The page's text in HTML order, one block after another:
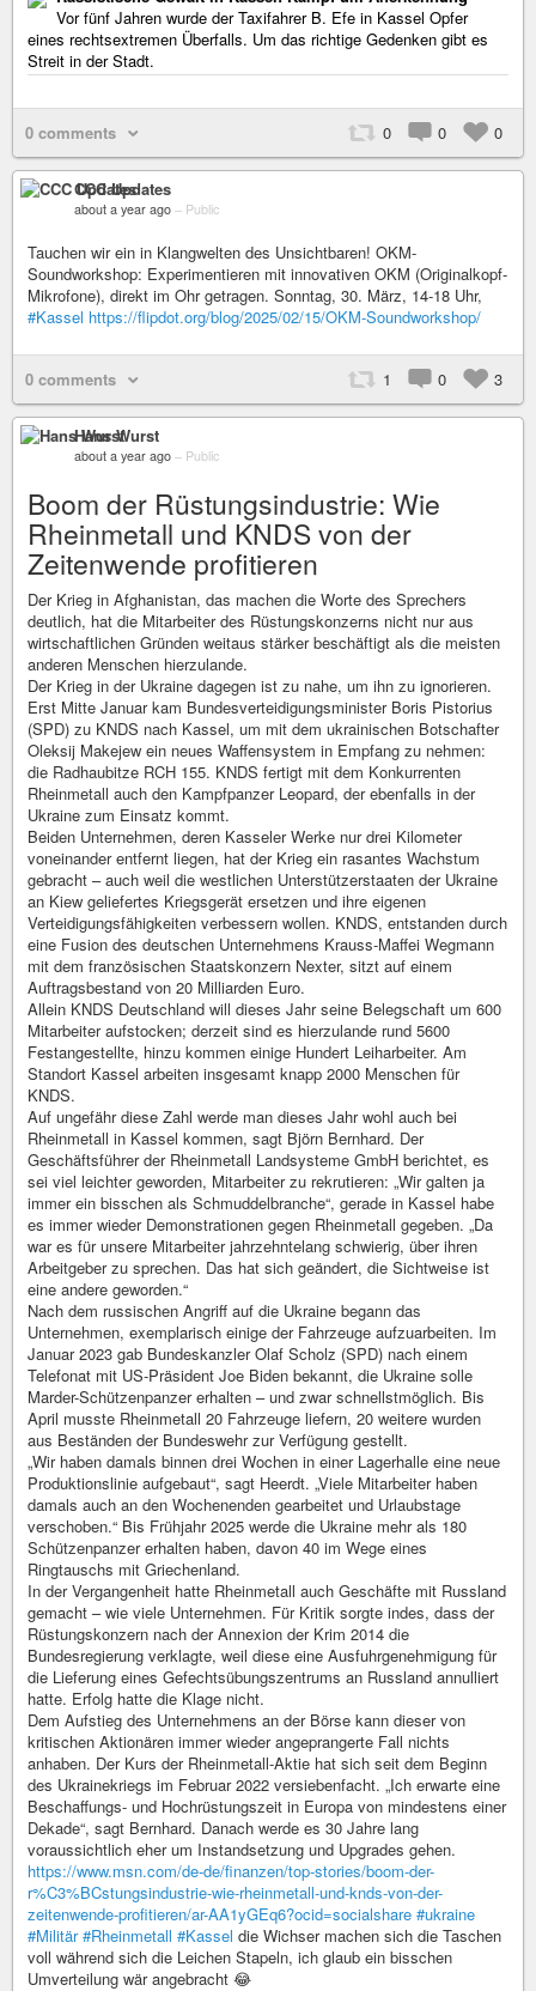
Vor fünf Jahren wurde der Taxifahrer B. Efe in Kassel Opfer
eines rechts­extremen Überfalls. Um das richtige Gedenken gibt es
Streit in der Stadt.
0 comments 0 0 0
CCC Updates
about a year ago – Public
Tauchen wir ein in Klangwelten des Unsichtbaren! OKM-
Soundworkshop: Experimentieren mit innovativen OKM (Originalkopf-
Mikrofone), direkt im Ohr getragen. Sonntag, 30. März, 14-18 Uhr,
#Kassel https://flipdot.org/blog/2025/02/15/OKM-Soundworkshop/
0 comments 1 0 3
Hans Wurst
about a year ago – Public
Boom der Rüstungsindustrie: Wie
Rheinmetall und KNDS von der
Zeitenwende profitieren
Der Krieg in Afghanistan, das machen die Worte des Sprechers
deutlich, hat die Mitarbeiter des Rüstungskonzerns nicht nur aus
wirtschaftlichen Gründen weitaus stärker beschäftigt als die meisten
anderen Menschen hierzulande.
Der Krieg in der Ukraine dagegen ist zu nahe, um ihn zu ignorieren.
Erst Mitte Januar kam Bundesverteidigungsminister Boris Pistorius
(SPD) zu KNDS nach Kassel, um mit dem ukrainischen Botschafter
Oleksij Makejew ein neues Waffensystem in Empfang zu nehmen:
die Radhaubitze RCH 155. KNDS fertigt mit dem Konkurrenten
Rheinmetall auch den Kampfpanzer Leopard, der ebenfalls in der
Ukraine zum Einsatz kommt.
Beiden Unternehmen, deren Kasseler Werke nur drei Kilometer
voneinander entfernt liegen, hat der Krieg ein rasantes Wachstum
gebracht – auch weil die westlichen Unterstützerstaaten der Ukraine
an Kiew geliefertes Kriegsgerät ersetzen und ihre eigenen
Verteidigungsfähigkeiten verbessern wollen. KNDS, entstanden durch
eine Fusion des deutschen Unternehmens Krauss-Maffei Wegmann
mit dem französischen Staatskonzern Nexter, sitzt auf einem
Auftragsbestand von 20 Milliarden Euro.
Allein KNDS Deutschland will dieses Jahr seine Belegschaft um 600
Mitarbeiter aufstocken; derzeit sind es hierzulande rund 5600
Festangestellte, hinzu kommen einige Hundert Leiharbeiter. Am
Standort Kassel arbeiten insgesamt knapp 2000 Menschen für
KNDS.
Auf ungefähr diese Zahl werde man dieses Jahr wohl auch bei
Rheinmetall in Kassel kommen, sagt Björn Bernhard. Der
Geschäftsführer der Rheinmetall Landsysteme GmbH berichtet, es
sei viel leichter geworden, Mitarbeiter zu rekrutieren: „Wir galten ja
immer ein bisschen als Schmuddelbranche“, gerade in Kassel habe
es immer wieder Demonstrationen gegen Rheinmetall gegeben. „Da
war es für unsere Mitarbeiter jahrzehntelang schwierig, über ihren
Arbeitgeber zu sprechen. Das hat sich geändert, die Sichtweise ist
eine andere geworden.“
Nach dem russischen Angriff auf die Ukraine begann das
Unternehmen, exemplarisch einige der Fahrzeuge aufzuarbeiten. Im
Januar 2023 gab Bundeskanzler Olaf Scholz (SPD) nach einem
Telefonat mit US-Präsident Joe Biden bekannt, die Ukraine solle
Marder-Schützenpanzer erhalten – und zwar schnellstmöglich. Bis
April musste Rheinmetall 20 Fahrzeuge liefern, 20 weitere wurden
aus Beständen der Bundeswehr zur Verfügung gestellt.
„Wir haben damals binnen drei Wochen in einer Lagerhalle eine neue
Produktionslinie aufgebaut“, sagt Heerdt. „Viele Mitarbeiter haben
damals auch an den Wochenenden gearbeitet und Urlaubstage
verschoben.“ Bis Frühjahr 2025 werde die Ukraine mehr als 180
Schützenpanzer erhalten haben, davon 40 im Wege eines
Ringtauschs mit Griechenland.
In der Vergangenheit hatte Rheinmetall auch Geschäfte mit Russland
gemacht – wie viele Unternehmen. Für Kritik sorgte indes, dass der
Rüstungskonzern nach der Annexion der Krim 2014 die
Bundesregierung verklagte, weil diese eine Ausfuhrgenehmigung für
die Lieferung eines Gefechtsübungszentrums an Russland annulliert
hatte. Erfolg hatte die Klage nicht.
Dem Aufstieg des Unternehmens an der Börse kann dieser von
kritischen Aktionären immer wieder angeprangerte Fall nichts
anhaben. Der Kurs der Rheinmetall-Aktie hat sich seit dem Beginn
des Ukrainekriegs im Februar 2022 versiebenfacht. „Ich erwarte eine
Beschaffungs- und Hochrüstungszeit in Europa von mindestens einer
Dekade“, sagt Bernhard. Danach werde es 30 Jahre lang
voraussichtlich eher um Instandsetzung und Upgrades gehen.
https://www.msn.com/de-de/finanzen/top-stories/boom-der-
r%C3%BCstungsindustrie-wie-rheinmetall-und-knds-von-der-
zeitenwende-profitieren/ar-AA1yGEq6?ocid=socialshare #ukraine
#Militär #Rheinmetall #Kassel die Wichser machen sich die Taschen
voll während sich die Leichen Stapeln, ich glaub ein bisschen
Umverteilung wär angebracht 😂